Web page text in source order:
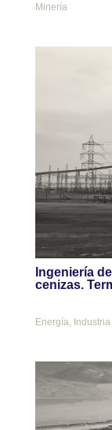
Minería
Ingeniería
cenizas.
Energía,